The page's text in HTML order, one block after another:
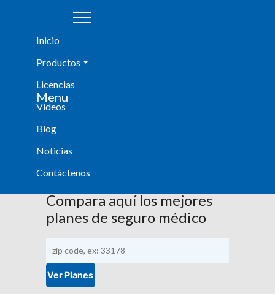
Menu
Inicio
Productos
Licencias
Videos
Blog
Noticias
Contáctenos
Noticias
Compara aquí los mejores
planes de seguro médico